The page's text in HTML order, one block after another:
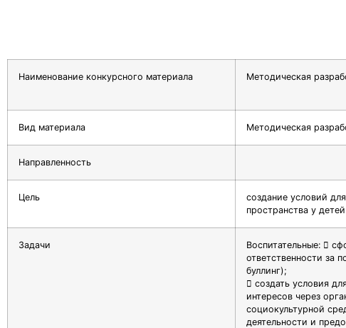
Наименование конкурсного материала Методическая
Вид материала Методическая
Направленность
Цель
создание условий
пространства у
Задачи
Воспитательные: 
ответственности за
буллинг);
 создать условия
интересов через
социокультурной
деятельности и